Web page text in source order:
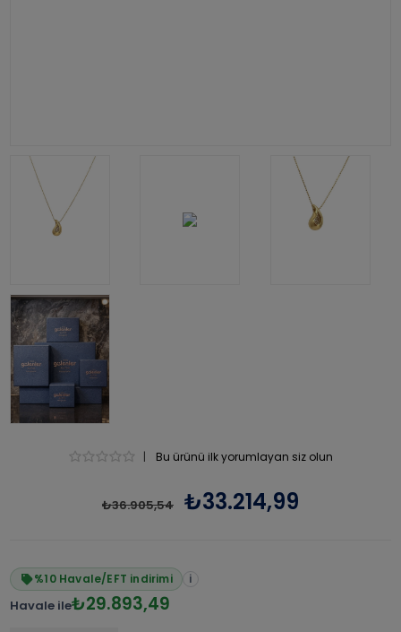
| Bu ürünü ilk yorumlayan siz olun
₺36.905,54 ₺33.214,99
%10 Havale/EFT indirimi i
Havale ile₺29.893,49